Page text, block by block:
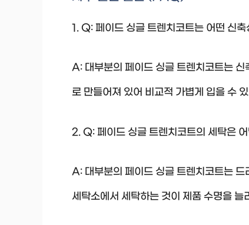
1. Q: 페이드 싱글 트렌치코트는 어떤 신
A: 대부분의 페이드 싱글 트렌치코트는
로 만들어져 있어 비교적 가볍게 입을 수
2. Q: 페이드 싱글 트렌치코트의 세탁은
A: 대부분의 페이드 싱글 트렌치코트는
세탁소에서 세탁하는 것이 제품 수명을 늘